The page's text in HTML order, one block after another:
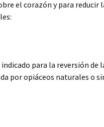
el corazón y para reducir
para la reversión de
por opiáceos naturales o